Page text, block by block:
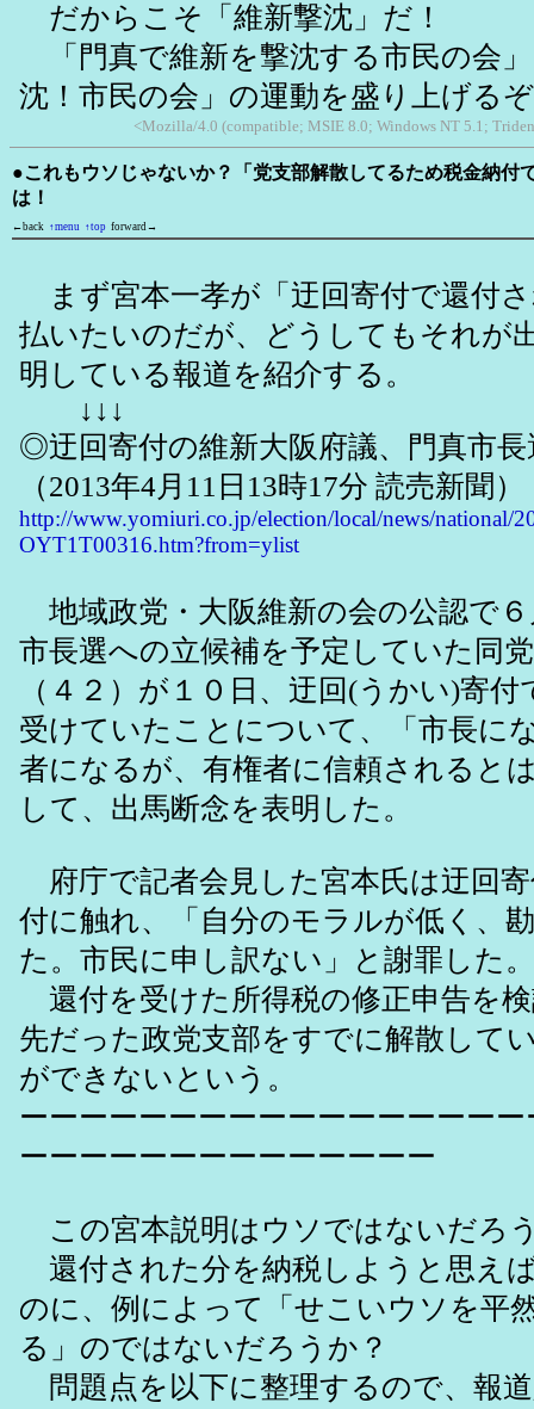
だからこそ「維新撃沈」だ！
「門真で維新を撃沈する市民の会
沈！市民の会」の運動を盛り上げる
<Mozilla/4.0 (compatible; MSIE 8.0; Windows NT 5.1;
●これもウソじゃないか？「党支部解散してるため税金納付
は！
←back ↑menu ↑top forward→
まず宮本一孝が「迂回寄付で還付
払いたいのだが、どうしてもそれが
明している報道を紹介する。
↓↓↓
◎迂回寄付の維新大阪府議、門真市
（2013年4月11日13時17分 読売新聞）
http://www.yomiuri.co.jp/election/local/news/national/
OYT1T00316.htm?from=ylist
地域政党・大阪維新の会の公認で
市長選への立候補を予定していた同
（４２）が１０日、迂回(うかい)寄
受けていたことについて、「市長に
者になるが、有権者に信頼されると
して、出馬断念を表明した。
府庁で記者会見した宮本氏は迂回
付に触れ、「自分のモラルが低く、
た。市民に申し訳ない」と謝罪した。
還付を受けた所得税の修正申告を
先だった政党支部をすでに解散して
ができないという。
ーーーーーーーーーーーーーーーー
ーーーーーーーーーーーーーー
この宮本説明はウソではないだろ
還付された分を納税しようと思え
のに、例によって「せこいウソを平
る」のではないだろうか？
問題点を以下に整理するので、報